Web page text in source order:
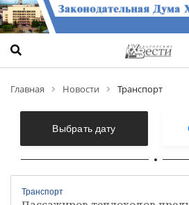
Главная Новости Транспорт
Выбрать дату
Транспорт